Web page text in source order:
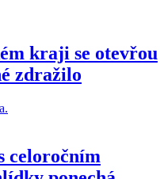
kraji se otevřou
zdražilo
celoročním